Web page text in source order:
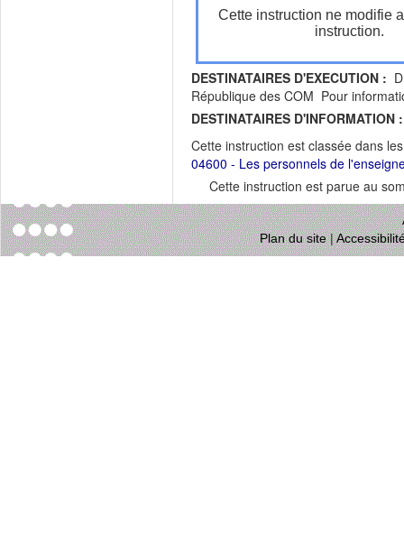
Cette instruction ne modifie
instruction.
DESTINATAIRES D'EXECUTION :
République des COM Pour
DESTINATAIRES D'INFORMATION :
Cette instruction est classée dans
04600 - Les personnels de
Cette instruction est parue au
Plan du site|